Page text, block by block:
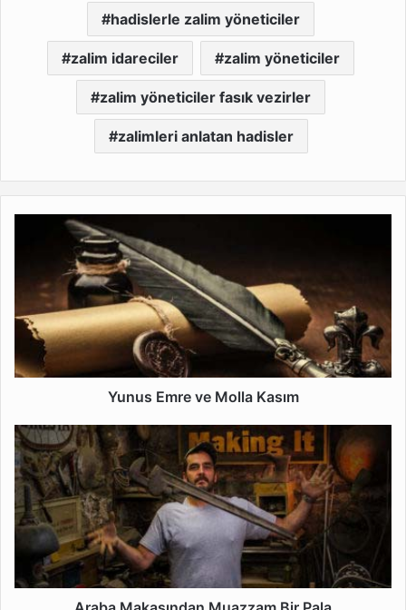
hadislerle zalim yöneticiler
zalim idareciler zalim yöneticiler
zalim yöneticiler fasık vezirler
zalimleri anlatan hadisler
Molla
Kasım
Yunus Emre ve Molla Kasım
Araba
Makasından
Muazzam
Bir
Pala